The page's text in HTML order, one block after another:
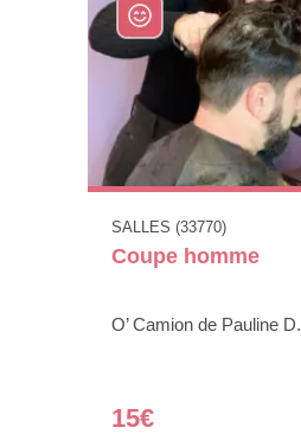
SALLES (33770)
Coupe homme
O’ Camion de Pauline D.
15€